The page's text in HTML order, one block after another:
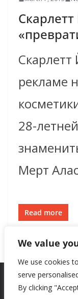
We value
We use cookies
serve
By clicking
Скарлетт
рекламе
28-
Мерт
Read more